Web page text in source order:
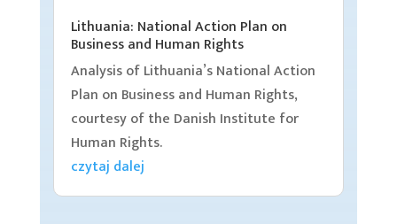
Lithuania: National Action Plan on
Business and Human Rights
Analysis of Lithuania’s National Action
Plan on Business and Human Rights,
courtesy of the Danish Institute for
Human Rights.
czytaj dalej